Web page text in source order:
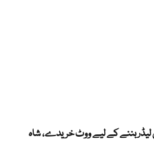
لیڈر بننے کے لیے ووٹ خریدے، شاہ